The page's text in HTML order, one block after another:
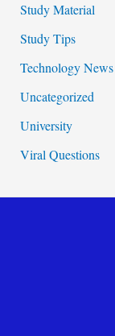
Study Material
Study Tips
Technology News
Uncategorized
University
Viral Questions